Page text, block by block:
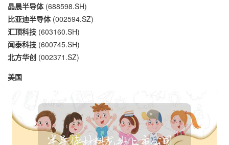
晶晨半导体(688598.SH)
比亚迪半导体(002594.SZ)
汇顶科技 (603160.SH)
闻泰科技 (600745.SH)
北方华创 (002371.SZ)
美国